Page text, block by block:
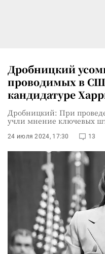
Дробницкий
проводимых в
кандидатуре
Дробницкий: При
учли мнение ключевых
24 июля 2024, 17:30 13